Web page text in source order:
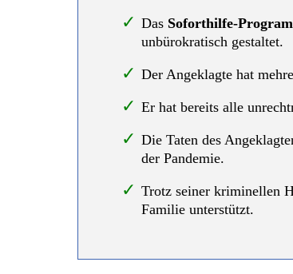
Das Soforthilfe-
unbürokratisch gestaltet.
Der Angeklagte hat
Er hat bereits alle
Die Taten des
der Pandemie.
Trotz seiner kriminellen
Familie unterstützt.